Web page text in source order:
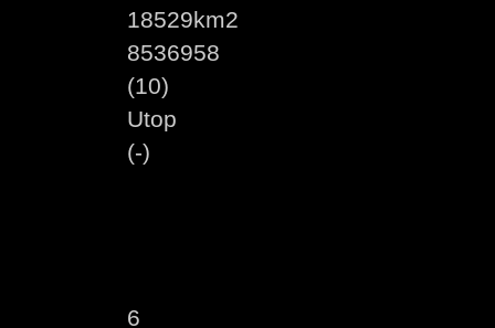
18529km2
8536958
(10)
Utop
(-)
6